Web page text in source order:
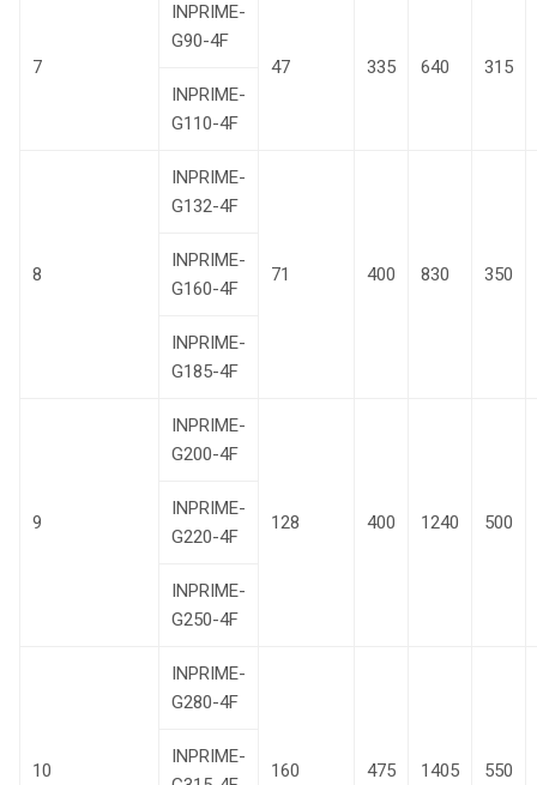
7
INPRIME-
G90-4F
47
335 640
315
INPRIME-
G110-4F
8
INPRIME-
G132-4F
71 400 830 350
INPRIME-
G160-4F
INPRIME-
G185-4F
9
INPRIME-
G200-4F
128 400 1240 500
INPRIME-
G220-4F
INPRIME-
G250-4F
10
INPRIME-
G280-4F
160 475 1405 550
INPRIME-